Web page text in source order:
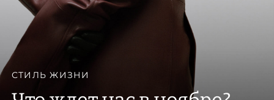
СТИЛЬ ЖИЗНИ